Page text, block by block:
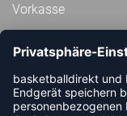
Vorkasse
ABONNIERE JETZT
HANDBALLDIREKT-
NEUIGKEIT ODER